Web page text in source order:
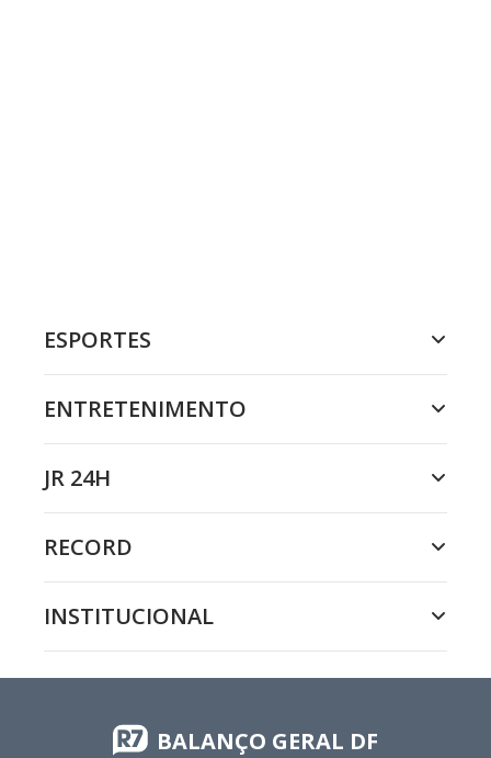
ESPORTES
ENTRETENIMENTO
JR 24H
RECORD
INSTITUCIONAL
BALANÇO GERAL DF